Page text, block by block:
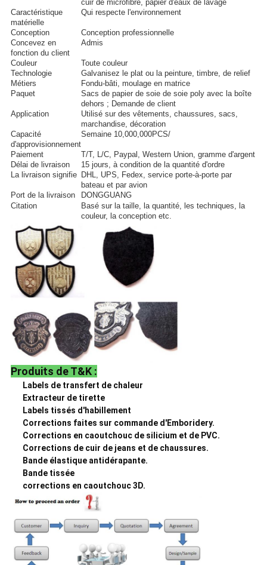
cuir de microfibre, papier d'eaux de lavage
Caractéristique
matérielle
Qui respecte l'environnement
Conception
Conception professionnelle
Concevez en
fonction du client
Admis
Couleur
Toute couleur
Technologie
Galvanisez le plat ou la peinture, timbre, de relief
Métiers
Fondu-bâti, moulage en matrice
Paquet
Sacs de papier de soie de soie poly avec la boîte
dehors ; Demande de client
Application
Utilisé sur des vêtements, chaussures, sacs,
marchandise, décoration
Capacité
d'approvisionnement
Semaine 10,000,000PCS/
Paiement
T/T, L/C, Paypal, Western Union, gramme d'argent
Délai de livraison
15 jours, à condition de la quantité d'ordre
La livraison signifie
DHL, UPS, Fedex, service porte-à-porte par
bateau et par avion
Port de la livraison
DONGGUANG
Citation
Basé sur la taille, la quantité, les techniques, la
couleur, la conception etc.
Produits de T&K :
Labels de transfert de chaleur
Extracteur de tirette
Labels tissés d'habillement
Corrections faites sur commande d'Emboridery.
Corrections en caoutchouc de silicium et de PVC.
Corrections de cuir de jeans et de chaussures.
Bande élastique antidérapante.
Bande tissée
corrections en caoutchouc 3D.